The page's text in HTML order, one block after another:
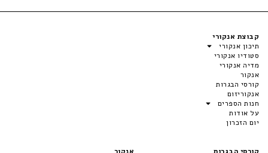
קבוצת אנקורי
תיכון אנקורי
סטודיו אנקורי
מדיה אנקורי
אנקור
קורסי הבגרות
אנקוריזום
חנות הספרים
על אודות
יום הזכרון